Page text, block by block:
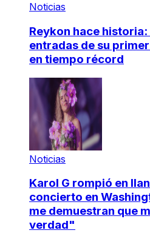
Noticias
Reykon hace
entradas de su
en tiempo récord
Noticias
Karol G rompió en
concierto en
me demuestran que
verdad"